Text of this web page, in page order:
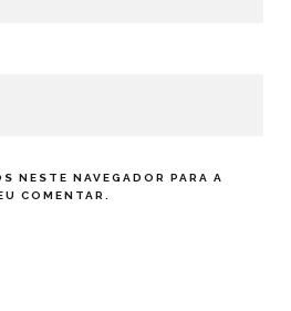
NESTE NAVEGADOR PARA A
COMENTAR.